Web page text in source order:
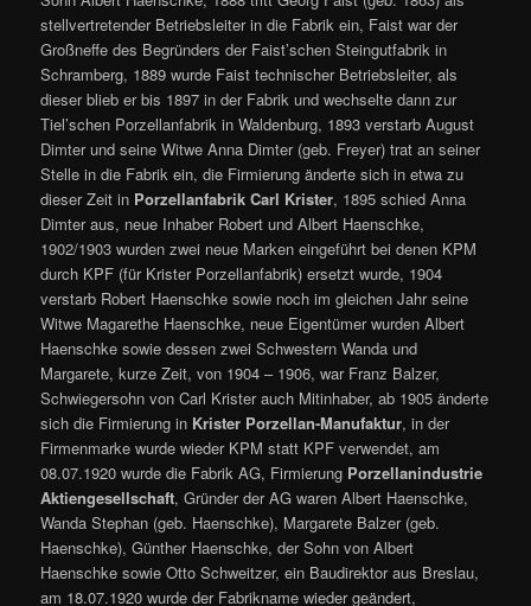
stellvertretender Betriebsleiter in die Fabrik ein, Faist war der
Großneffe des Begründers der Faist’schen Steingutfabrik in
Schramberg, 1889 wurde Faist technischer Betriebsleiter, als
dieser blieb er bis 1897 in der Fabrik und wechselte dann zur
Tiel’schen Porzellanfabrik in Waldenburg, 1893 verstarb August
Dimter und seine Witwe Anna Dimter (geb. Freyer) trat an seiner
Stelle in die Fabrik ein, die Firmierung änderte sich in etwa zu
dieser Zeit in Porzellanfabrik Carl Krister, 1895 schied Anna
Dimter aus, neue Inhaber Robert und Albert Haenschke,
1902/1903 wurden zwei neue Marken eingeführt bei denen KPM
durch KPF (für Krister Porzellanfabrik) ersetzt wurde, 1904
verstarb Robert Haenschke sowie noch im gleichen Jahr seine
Witwe Magarethe Haenschke, neue Eigentümer wurden Albert
Haenschke sowie dessen zwei Schwestern Wanda und
Margarete, kurze Zeit, von 1904 – 1906, war Franz Balzer,
Schwiegersohn von Carl Krister auch Mitinhaber, ab 1905 änderte
sich die Firmierung in Krister Porzellan-Manufaktur, in der
Firmenmarke wurde wieder KPM statt KPF verwendet, am
08.07.1920 wurde die Fabrik AG, Firmierung Porzellanindustrie
Aktiengesellschaft, Gründer der AG waren Albert Haenschke,
Wanda Stephan (geb. Haenschke), Margarete Balzer (geb.
Haenschke), Günther Haenschke, der Sohn von Albert
Haenschke sowie Otto Schweitzer, ein Baudirektor aus Breslau,
am 18.07.1920 wurde der Fabrikname wieder geändert,